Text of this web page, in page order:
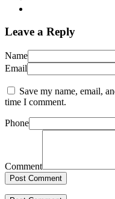
Leave a Reply
Name
Email
Save my name, email,
time I comment.
Phone
Comment